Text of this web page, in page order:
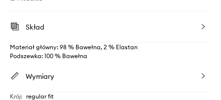
Skład
Materiał główny: 98 % Bawełna, 2 % Elastan
Podszewka: 100 % Bawełna
Wymiary
Krój: regular fit